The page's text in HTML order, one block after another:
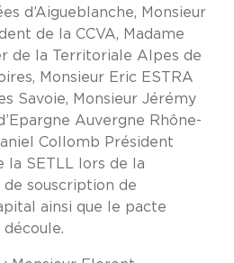
d’Aigueblanche, Monsieur
de la CCVA, Madame
de la Territoriale Alpes de
Monsieur Eric ESTRA
Savoie, Monsieur Jérémy
Auvergne Rhône-
Collomb Président
la SETLL lors de la
souscription de
ainsi que le pacte
découle.